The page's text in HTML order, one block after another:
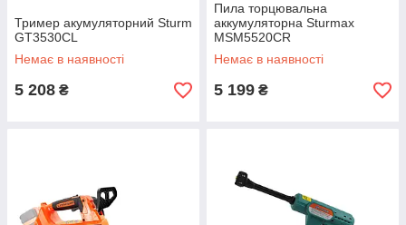
Тример акумуляторний Sturm
GT3530CL
Немає в наявності
5 208 ₴
Пила торцювальна
аккумуляторна Sturmax
MSM5520CR
Немає в наявності
5 199 ₴